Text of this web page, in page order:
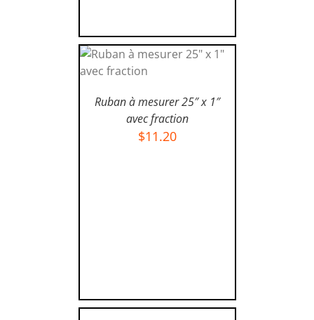
DÉTAILS
Ruban à mesurer 25″ x 1″
avec fraction
$11.20